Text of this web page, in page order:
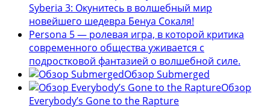
Syberia 3: Окунитесь в волшебный мир
новейшего шедевра Бенуа Сокаля!
Persona 5 — ролевая игра, в которой критика
современного общества уживается с
подростковой фантазией о волшебной силе.
Обзор Submerged
Обзор
Everybody’s Gone to the Rapture